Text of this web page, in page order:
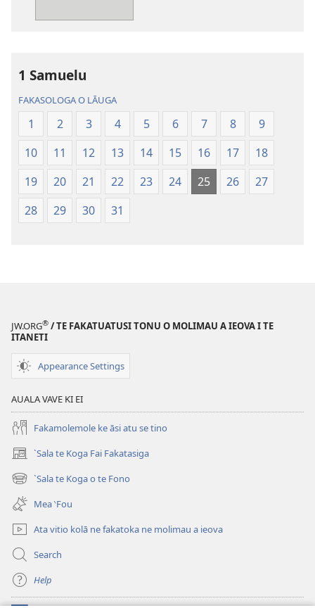
o
te
Lalolagi
Fou
(Te
Toe
1 Samuelu
FAKASOLOGA O LĀUGA
1 2 3 4 5 6 7 8
9
10
11 12 13 14 15 16 17
18
19
20 21 22 23 24 25 26
27
28
29 30 31
JW.ORG® / TE FAKATUATUSI TONU O MOLIMAU A IEOVA I TE
ITANETI
Appearance Settings
AUALA VAVE KI EI
Fakamolemole ke āsi atu se tino
`Sala te Koga Fai Fakatasiga
(opens
new
window)
`Sala te Koga o te Fono
(opens
new
window)
Mea ‵Fou
Ata vitio kolā ne fakatoka ne molimau a ieova
Search
Help